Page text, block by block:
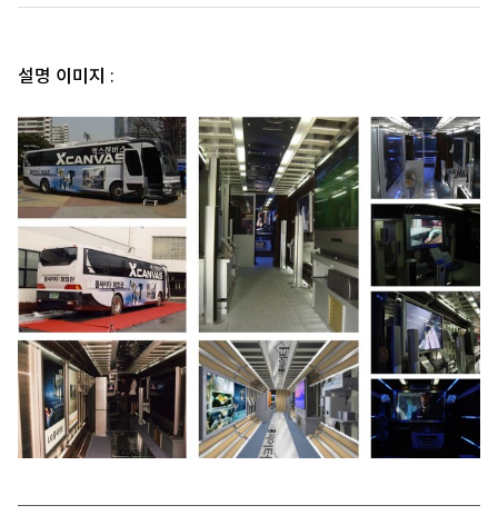
설명 이미지 :